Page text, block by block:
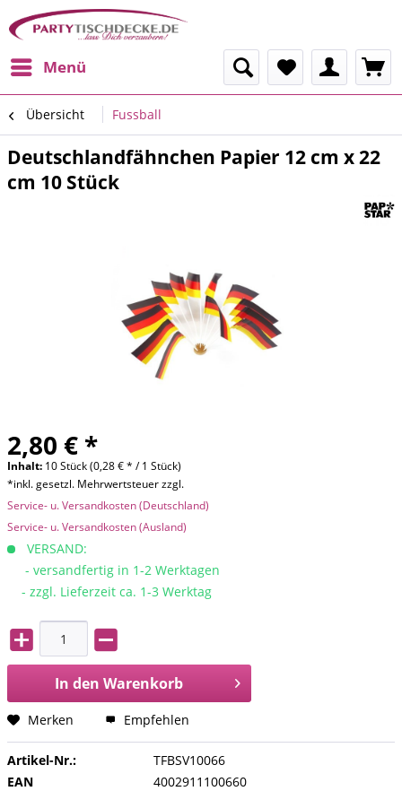
Menü
Übersicht Fussball
Deutschlandfähnchen Papier 12 cm x 22
cm 10 Stück
2,80 € *
Inhalt: 10 Stück (0,28 € * / 1 Stück)
*inkl. gesetzl. Mehrwertsteuer zzgl.
Service- u. Versandkosten (Deutschland)
Service- u. Versandkosten (Ausland)
VERSAND:
- versandfertig in 1-2 Werktagen
- zzgl. Lieferzeit ca. 1-3 Werktag
In den Warenkorb
Merken Empfehlen
Artikel-Nr.:
TFBSV10066
EAN
4002911100660